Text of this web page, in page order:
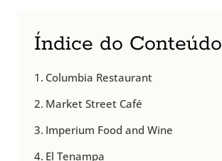
Índice do Conteúdo
Columbia Restaurant
Market Street Café
Imperium Food and Wine
El Tenampa